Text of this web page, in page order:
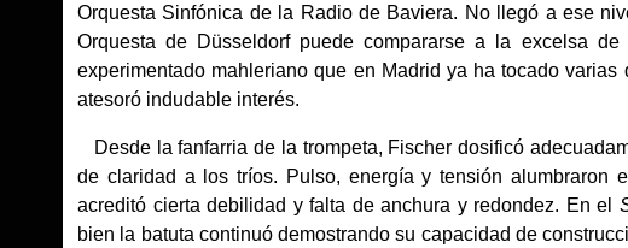
Orquesta Sinfónica de la Radio de Baviera. No llegó a ese
Orquesta de Düsseldorf puede compararse a la excelsa
experimentado mahleriano que en Madrid ya ha tocado
atesoró indudable interés.
Desde la fanfarria de la trompeta, Fischer dosificó
de claridad a los tríos. Pulso, energía y tensión alumbraron
acreditó cierta debilidad y falta de anchura y redondez. En el
bien la batuta continuó demostrando su capacidad de